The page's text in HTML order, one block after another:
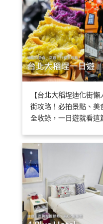
【台北大稻埕迪化街
街攻略！必拍景點、美
全收錄，一日遊就看這